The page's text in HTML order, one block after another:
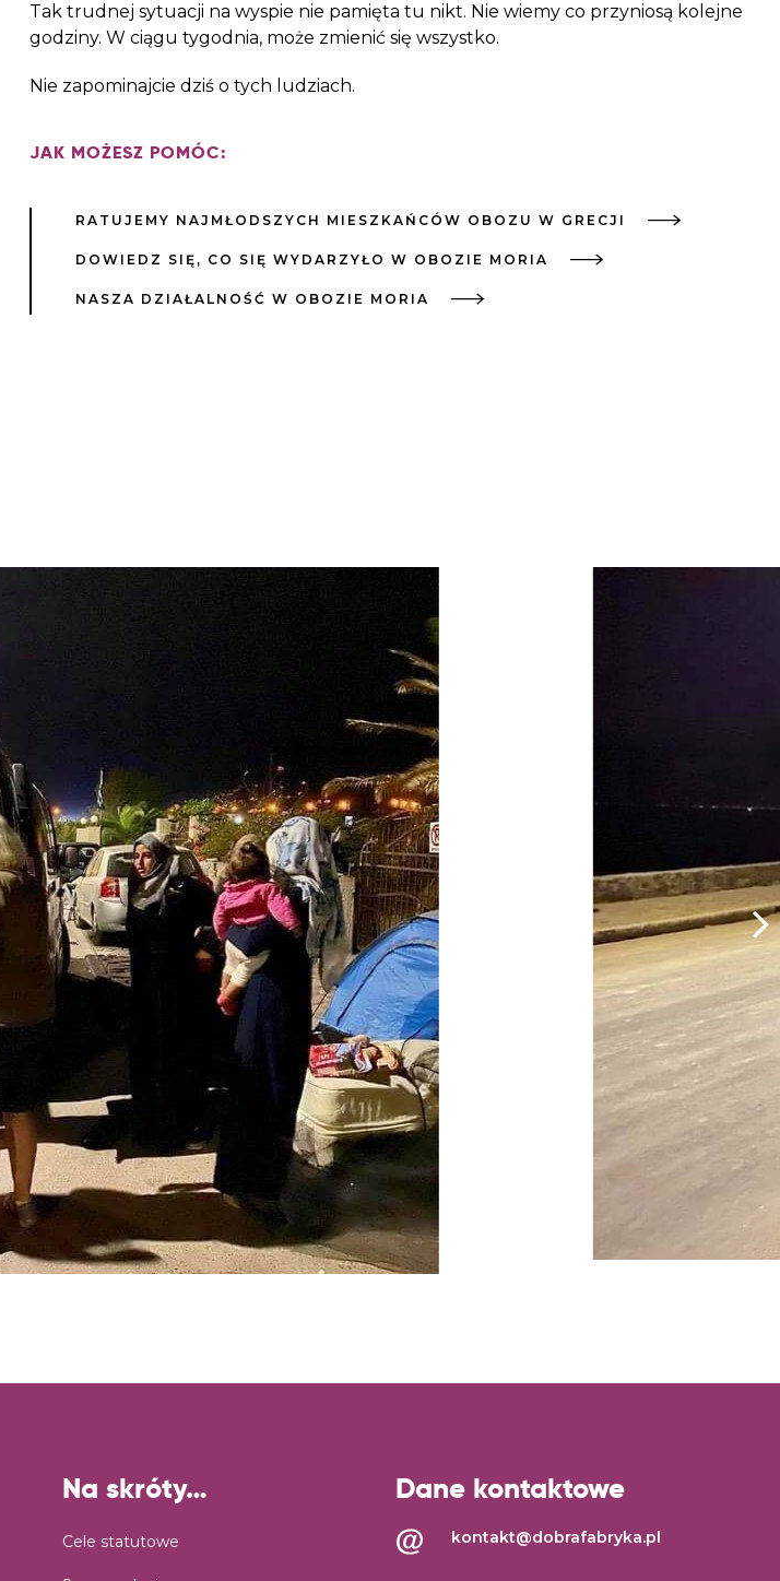
Tak trudnej sytuacji na wyspie nie pamięta tu nikt. Nie wiemy co przyniosą kolejne
godziny. W ciągu tygodnia, może zmienić się wszystko.
Nie zapominajcie dziś o tych ludziach.
JAK MOŻESZ POMÓC:
RATUJEMY NAJMŁODSZYCH MIESZKAŃCÓW OBOZU W GRECJI
DOWIEDZ SIĘ, CO SIĘ WYDARZYŁO W OBOZIE MORIA
NASZA DZIAŁALNOŚĆ W OBOZIE MORIA
Na skróty…
Cele statutowe
Dane kontaktowe
kontakt@dobrafabryka.pl